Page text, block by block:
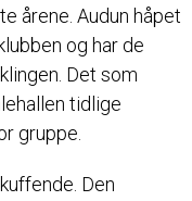
årene. Audun håpet
og har de
Det som
tidlige
gruppe.
Den